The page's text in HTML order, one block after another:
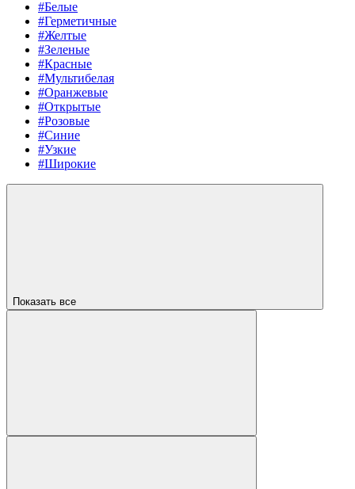
#Белые
#Герметичные
#Желтые
#Зеленые
#Красные
#Мультибелая
#Оранжевые
#Открытые
#Розовые
#Синие
#Узкие
#Широкие
Показать все